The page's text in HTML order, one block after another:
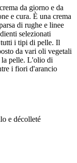
da giorno e da
e cura. È una crema
di rughe e linee
selezionati
tutti i tipi di pelle. Il
da vari oli vegetali
la pelle. L'olio di
i fiori d'arancio
e décolleté